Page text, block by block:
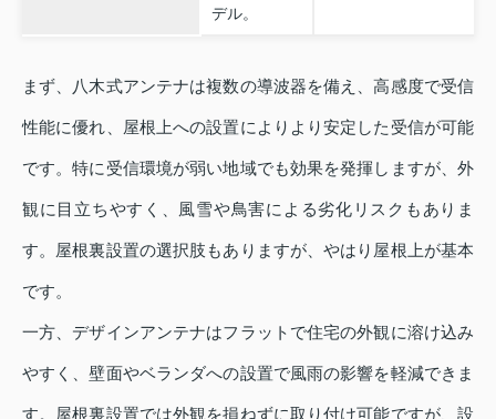
デル。
まず、八木式アンテナは複数の導波器を備え、高感度で受信
性能に優れ、屋根上への設置によりより安定した受信が可能
です。特に受信環境が弱い地域でも効果を発揮しますが、外
観に目立ちやすく、風雪や鳥害による劣化リスクもありま
す。屋根裏設置の選択肢もありますが、やはり屋根上が基本
です。
一方、デザインアンテナはフラットで住宅の外観に溶け込み
やすく、壁面やベランダへの設置で風雨の影響を軽減できま
す。屋根裏設置では外観を損ねずに取り付け可能ですが、設